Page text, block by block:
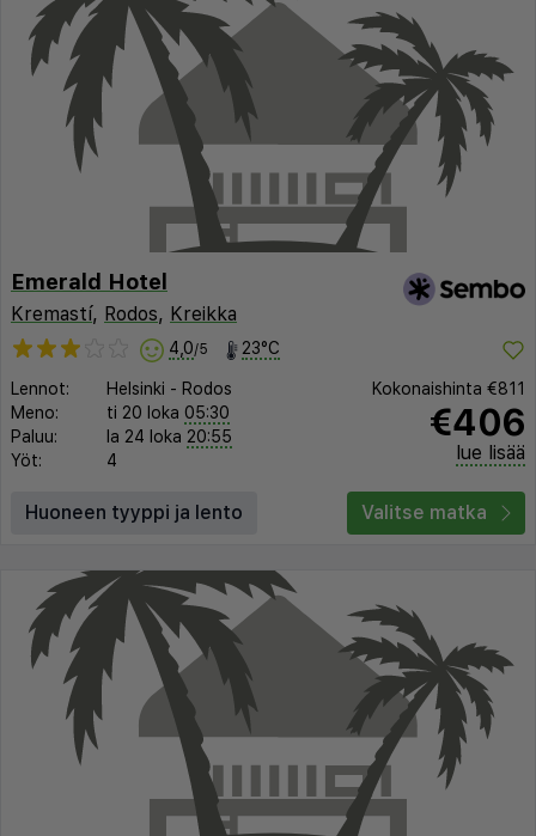
Emerald Hotel
Kremastí, Rodos, Kreikka
4,0/5 23°C
Lennot: Helsinki - Rodos
Meno:
ti 20 loka 05:30
Paluu:
la 24 loka 20:55
Yöt:
4
Kokonaishinta €811
€406
lue lisää
Huoneen tyyppi ja lento Valitse matka